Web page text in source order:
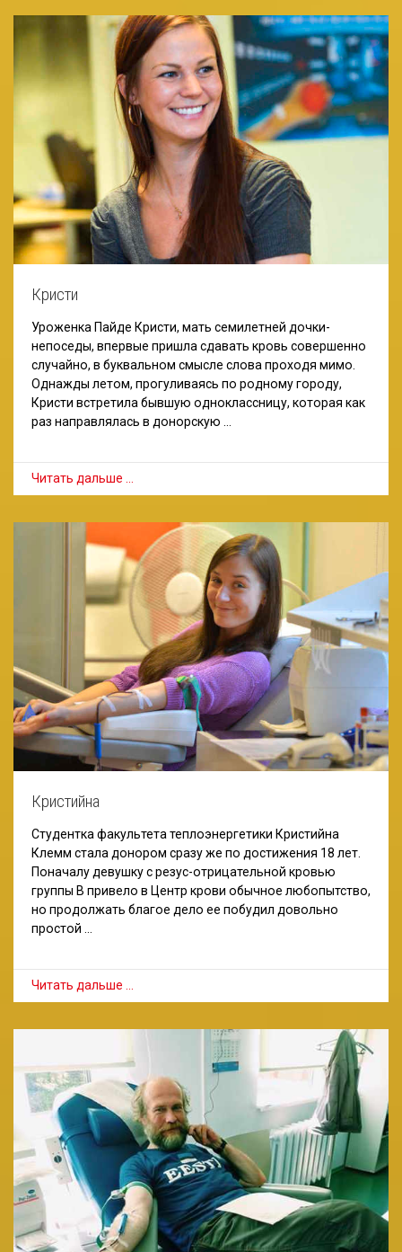
Кристи
Уроженка Пайде Кристи, мать семилетней дочки-
непоседы, впервые пришла сдавать кровь совершенно
случайно, в буквальном смысле слова проходя мимо.
Однажды летом, прогуливаясь по родному городу,
Кристи встретила бывшую одноклассницу, которая как
раз направлялась в донорскую …
Читать дальше …
Кристийна
Студентка факультета теплоэнергетики Кристийна
Клемм стала донором сразу же по достижения 18 лет.
Поначалу девушку с резус-отрицательной кровью
группы В привело в Центр крови обычное любопытство,
но продолжать благое дело ее побудил довольно
простой …
Читать дальше …